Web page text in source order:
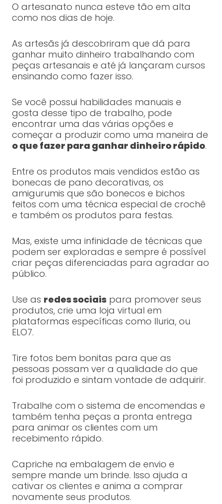
O artesanato nunca esteve tão em alta
como nos dias de hoje.
As artesãs já descobriram que dá para
ganhar muito dinheiro trabalhando com
peças artesanais e até já lançaram cursos
ensinando como fazer isso.
Se você possui habilidades manuais e
gosta desse tipo de trabalho, pode
encontrar uma das várias opções e
começar a produzir como uma maneira de
o que fazer para ganhar dinheiro rápido.
Entre os produtos mais vendidos estão as
bonecas de pano decorativas, os
amigurumis que são bonecos e bichos
feitos com uma técnica especial de crochê
e também os produtos para festas.
Mas, existe uma infinidade de técnicas que
podem ser exploradas e sempre é possível
criar peças diferenciadas para agradar ao
público.
Use as redes sociaispara promover seus
produtos, crie uma loja virtual em
plataformas específicas como Iluria, ou
ELO7.
Tire fotos bem bonitas para que as
pessoas possam ver a qualidade do que
foi produzido e sintam vontade de adquirir.
Trabalhe com o sistema de encomendas e
também tenha peças a pronta entrega
para animar os clientes com um
recebimento rápido.
Capriche na embalagem de envio e
sempre mande um brinde. Isso ajuda a
cativar os clientes e anima a comprar
novamente seus produtos.